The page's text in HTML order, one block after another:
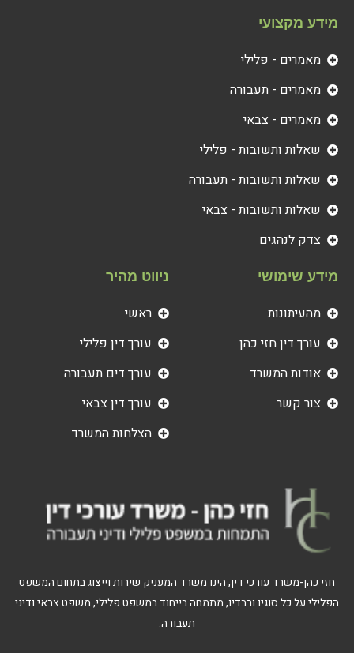
חזי כהן-משרד עורכי דין, הינו משרד המעניק שירות וייצוג בתחום המשפט
הפלילי על כל סוגיו ורבדיו, מתמחה בייחוד במשפט פלילי, משפט צבאי ודיני
תעבורה.
ניווט מהיר
ראשי
עורך דין פלילי
עורך דים תעבורה
עורך דין צבאי
הצלחות המשרד
מידע שימושי
מהעיתונות
עורך דין חזי כהן
אודות המשרד
צור קשר
מידע מקצועי
מאמרים - פלילי
מאמרים - תעבורה
מאמרים - צבאי
שאלות ותשובות - פלילי
שאלות ותשובות - תעבורה
שאלות ותשובות - צבאי
צדק לנהגים